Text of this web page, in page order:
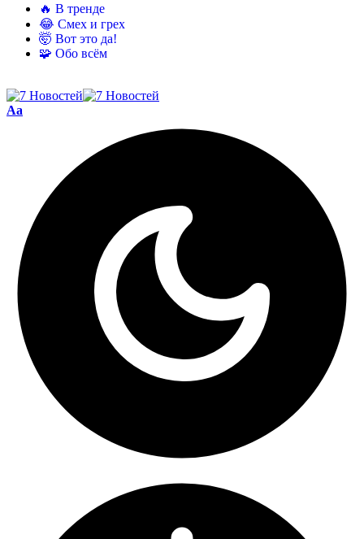
🔥 В тренде
😂 Смех и грех
🤯 Вот это да!
🧩 Обо всём
Aa